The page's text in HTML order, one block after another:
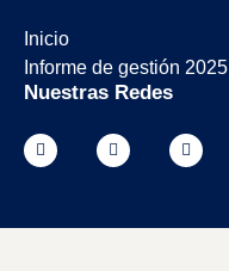
Inicio
Informe de gestión 2025
Nuestras Redes